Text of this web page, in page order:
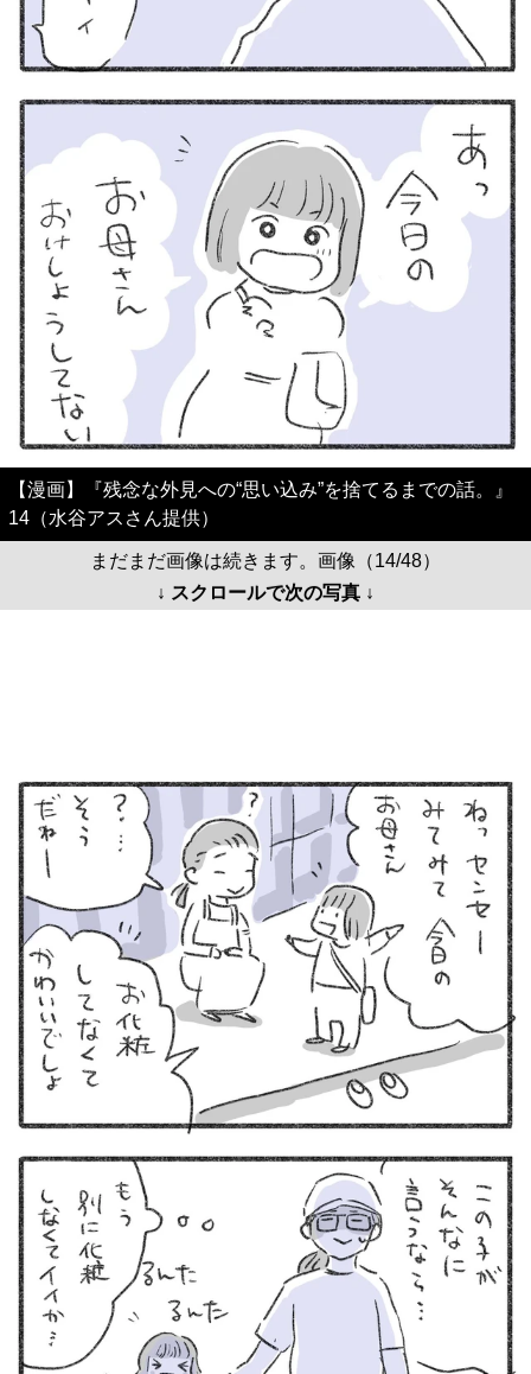
【漫画】『残念な外見への“思い込み”を捨てるまでの話。』
14（水谷アスさん提供）
まだまだ画像は続きます。画像（14/48）
↓ スクロールで次の写真 ↓